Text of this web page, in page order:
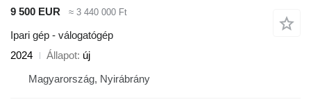
9 500 EUR
≈ 3 440 000 Ft
Ipari gép - válogatógép
2024
Állapot új
Magyarország, Nyirábrány